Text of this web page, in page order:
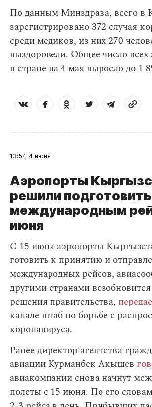
По данным Минздрава, всего в
зарегистрировано 372 случая
среди медиков, из них 270
выздоровели. Общее число всех
в стране на 4 мая выросло до 1
13:54 4 июня
Аэропорты
решили
международным
июня
С 15 июня аэропорты
готовить к принятию и
международных рейсов,
другими странами
решения правительства,
канале штаб по борьбе с
коронавируса.
Ранее директор агентства
авиации Курманбек Акышев
авиакомпании снова начнут
полеты с 15 июня. По его